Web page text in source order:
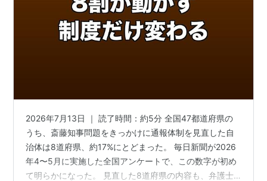
2026年7月13日 ｜ 読了時間：約5分 全国47都道府県の
うち、斎藤知事問題をきっかけに通報体制を見直した自
治体は8道府県、約17%にとどまった。 毎日新聞が2026
年4〜5月に実施した全国アンケートで、この数字が初め
て明らかになった。 見直した8道府県の内容も、弁護士